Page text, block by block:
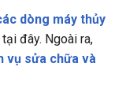
dòng máy thủy
đây. Ngoài ra,
vụ sửa chữa và